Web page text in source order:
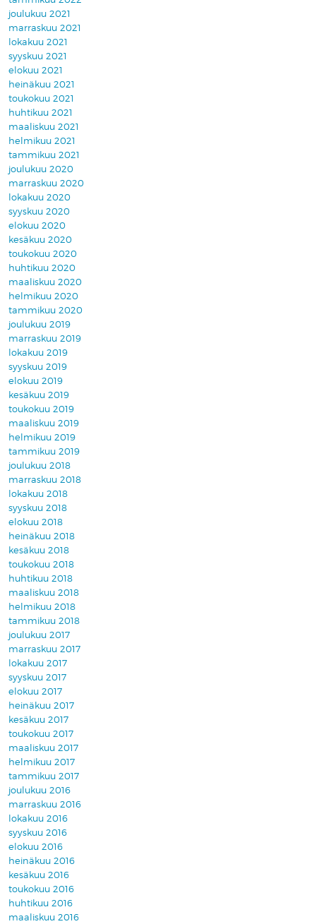
joulukuu 2021
marraskuu 2021
lokakuu 2021
syyskuu 2021
elokuu 2021
heinäkuu 2021
toukokuu 2021
huhtikuu 2021
maaliskuu 2021
helmikuu 2021
tammikuu 2021
joulukuu 2020
marraskuu 2020
lokakuu 2020
syyskuu 2020
elokuu 2020
kesäkuu 2020
toukokuu 2020
huhtikuu 2020
maaliskuu 2020
helmikuu 2020
tammikuu 2020
joulukuu 2019
marraskuu 2019
lokakuu 2019
syyskuu 2019
elokuu 2019
kesäkuu 2019
toukokuu 2019
maaliskuu 2019
helmikuu 2019
tammikuu 2019
joulukuu 2018
marraskuu 2018
lokakuu 2018
syyskuu 2018
elokuu 2018
heinäkuu 2018
kesäkuu 2018
toukokuu 2018
huhtikuu 2018
maaliskuu 2018
helmikuu 2018
tammikuu 2018
joulukuu 2017
marraskuu 2017
lokakuu 2017
syyskuu 2017
elokuu 2017
heinäkuu 2017
kesäkuu 2017
toukokuu 2017
maaliskuu 2017
helmikuu 2017
tammikuu 2017
joulukuu 2016
marraskuu 2016
lokakuu 2016
syyskuu 2016
elokuu 2016
heinäkuu 2016
kesäkuu 2016
toukokuu 2016
huhtikuu 2016
maaliskuu 2016